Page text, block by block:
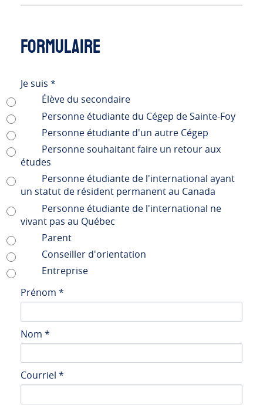
Formulaire
Je suis *
Élève du secondaire
Personne étudiante du Cégep de Sainte-Foy
Personne étudiante d'un autre Cégep
Personne souhaitant faire un retour aux
études
Personne étudiante de l'international ayant
un statut de résident permanent au Canada
Personne étudiante de l'international ne
vivant pas au Québec
Parent
Conseiller d'orientation
Entreprise
Prénom *
Nom *
Courriel *